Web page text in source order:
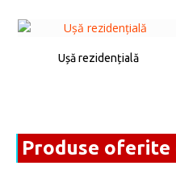
Ușă rezidențială
Produse oferite